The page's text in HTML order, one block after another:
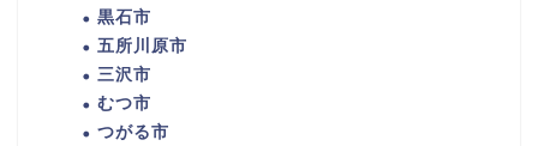
黒石市
五所川原市
三沢市
むつ市
つがる市